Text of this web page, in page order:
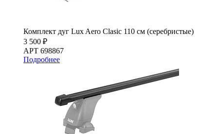
Комплект дуг Lux Aero Clasic 110 см (серебристые)
3 500 ₽
АРТ 698867
Подробнее